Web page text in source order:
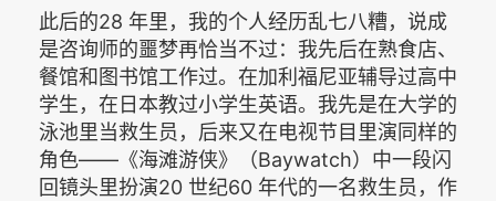
此后的28 年里，我的个人经历乱七八糟，说成
是咨询师的噩梦再恰当不过：我先后在熟食店、
餐馆和图书馆工作过。在加利福尼亚辅导过高中
学生，在日本教过小学生英语。我先是在大学的
泳池里当救生员，后来又在电视节目里演同样的
角色——《海滩游侠》（Baywatch）中一段闪
回镜头里扮演20 世纪60 年代的一名救生员，作